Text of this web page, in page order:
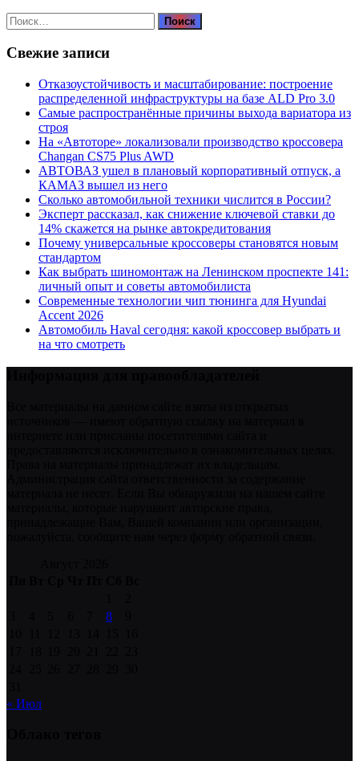
Найти:
Свежие записи
Отказоустойчивость и масштабирование: построение
распределенной инфраструктуры на базе ALD Pro 3.0
Самые распространённые причины выхода вариатора из
строя
На «Автоторе» локализовали производство кроссовера
Changan CS75 Plus AWD
АВТОВАЗ ушел в плановый корпоративный отпуск, а
КАМАЗ вышел из него
Сколько автомобильной техники числится в России?
Эксперт рассказал, как снижение ключевой ставки до
14% скажется на рынке автокредитования
Почему универсальные кроссоверы становятся новым
стандартом
Как выбрать шиномонтаж на Ленинском проспекте 141:
личный опыт и советы автомобилиста
Современные технологии чип тюнинга для Hyundai
Accent 2026
Автомобиль Haval сегодня: какой кроссовер выбрать и
на что смотреть
8
« Июл